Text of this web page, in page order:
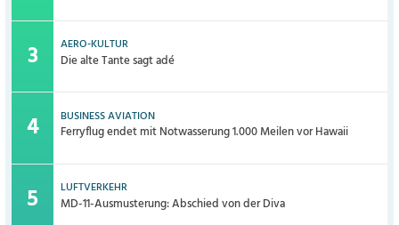
AERO-KULTUR
Die alte Tante sagt adé
BUSINESS AVIATION
Ferryflug endet mit Notwasserung 1.000 Meilen vor Hawaii
LUFTVERKEHR
MD-11-Ausmusterung: Abschied von der Diva